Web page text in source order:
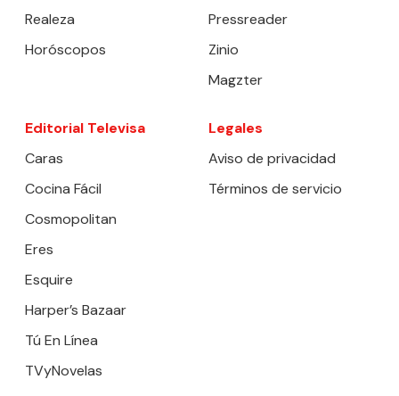
Realeza
Horóscopos
Pressreader
Zinio
Magzter
Editorial Televisa
Caras
Cocina Fácil
Cosmopolitan
Eres
Esquire
Harper’s Bazaar
Tú En Línea
TVyNovelas
Legales
Aviso de privacidad
Términos de servicio